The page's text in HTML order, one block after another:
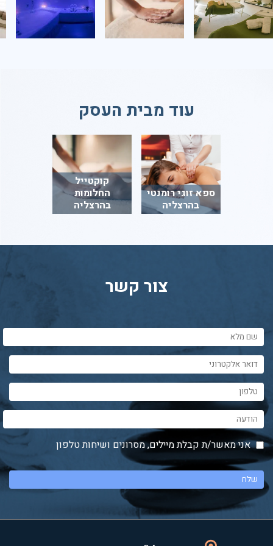
עוד מבית העסק
ספא זוגי רומנטי
בהרצליה
קוקטייל
החלומות
בהרצליה
צור קשר
אני מאשר/ת קבלת מיילים, מסרונים ושיחות טלפון